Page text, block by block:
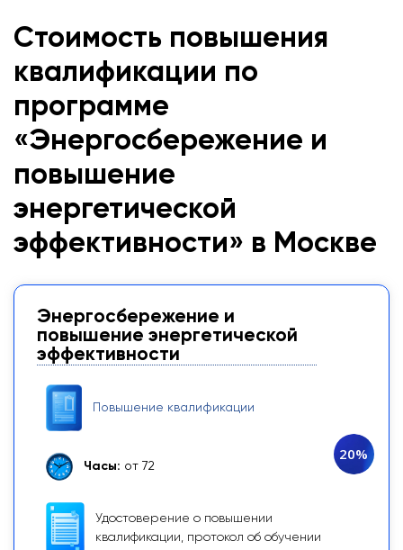
Стоимость повышения
квалификации по
программе
«Энергосбережение и
повышение
энергетической
эффективности» в Москве
Энергосбережение и
повышение энергетической
эффективности
Повышение квалификации
Часы: от 72
Удостоверение о повышении
квалификации, протокол об обучении
20%